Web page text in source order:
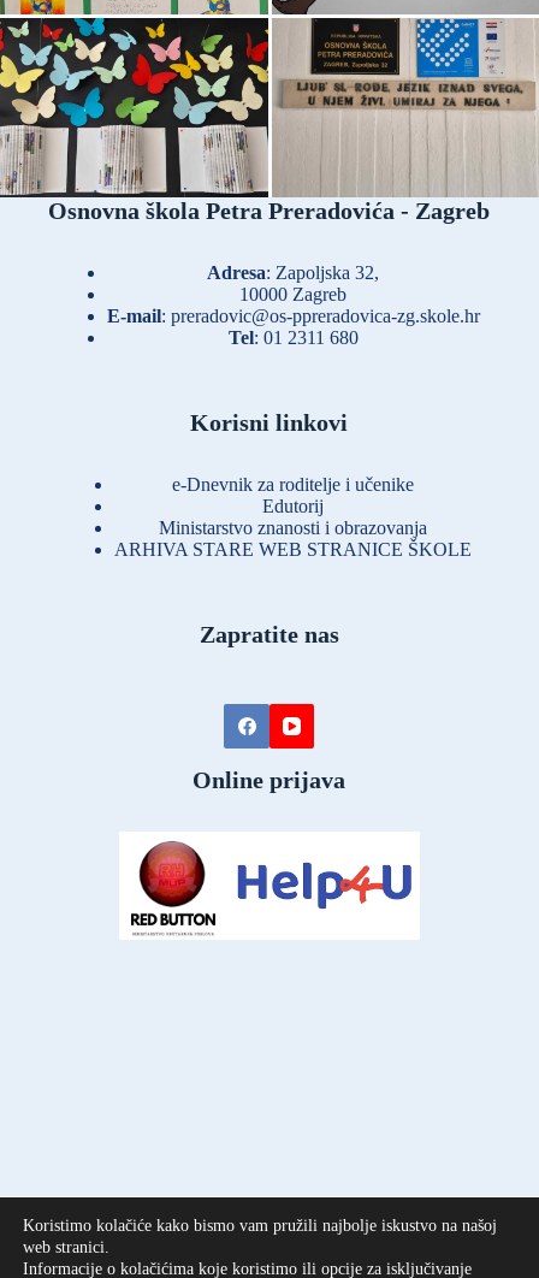
Osnovna škola Petra Preradovića - Zagreb
Adresa: Zapoljska 32,
10000 Zagreb
E-mail: preradovic@os-ppreradovica-zg.skole.hr
Tel: 01 2311 680
Korisni linkovi
e-Dnevnik za roditelje i učenike
Edutorij
Ministarstvo znanosti i obrazovanja
ARHIVA STARE WEB STRANICE ŠKOLE
Zapratite nas
Online prijava
Koristimo kolačiće kako bismo vam pružili najbolje iskustvo na našoj
web stranici.
Informacije o kolačićima koje koristimo ili opcije za isključivanje